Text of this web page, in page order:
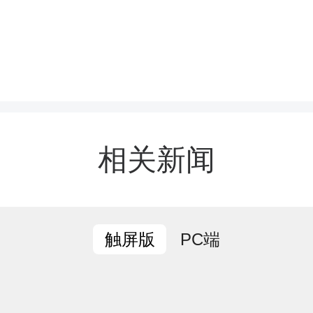
传统美德巧妙融入歌舞、
立德树人的育人成果。
相关新闻
触屏版 PC端